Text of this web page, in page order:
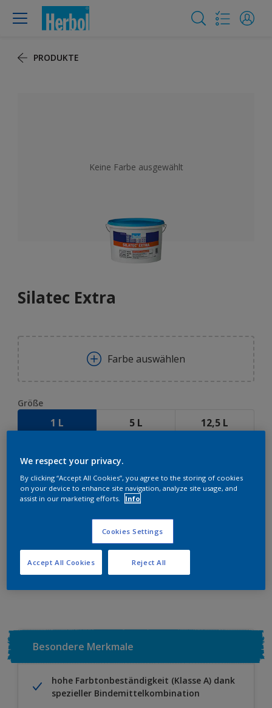
PRODUKTE
Keine Farbe ausgewählt
Silatec Extra
Farbe auswählen
Größe
1 L 5 L 12,5 L
Menge
ZUR EINKAUFSLISTE HINZUFÜGEN
Zu Projekt hinzufügen EINEN HÄNDLER FINDEN
Besondere Merkmale
hohe Farbtonbeständigkeit (Klasse A) dank
spezieller Bindemittelkombination
We respect your privacy.
By clicking “Accept All Cookies”, you agree to the storing of cookies
on your device to enhance site navigation, analyze site usage, and
assist in our marketing efforts.
Info
Cookies Settings
Reject All
Accept All Cookies